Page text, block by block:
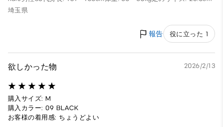
埼玉県
報告 役に立った 1
欲しかった物 2026/2/13
購入サイズ: M
購入カラー: 09 BLACK
お客様の着用感: ちょうどよい